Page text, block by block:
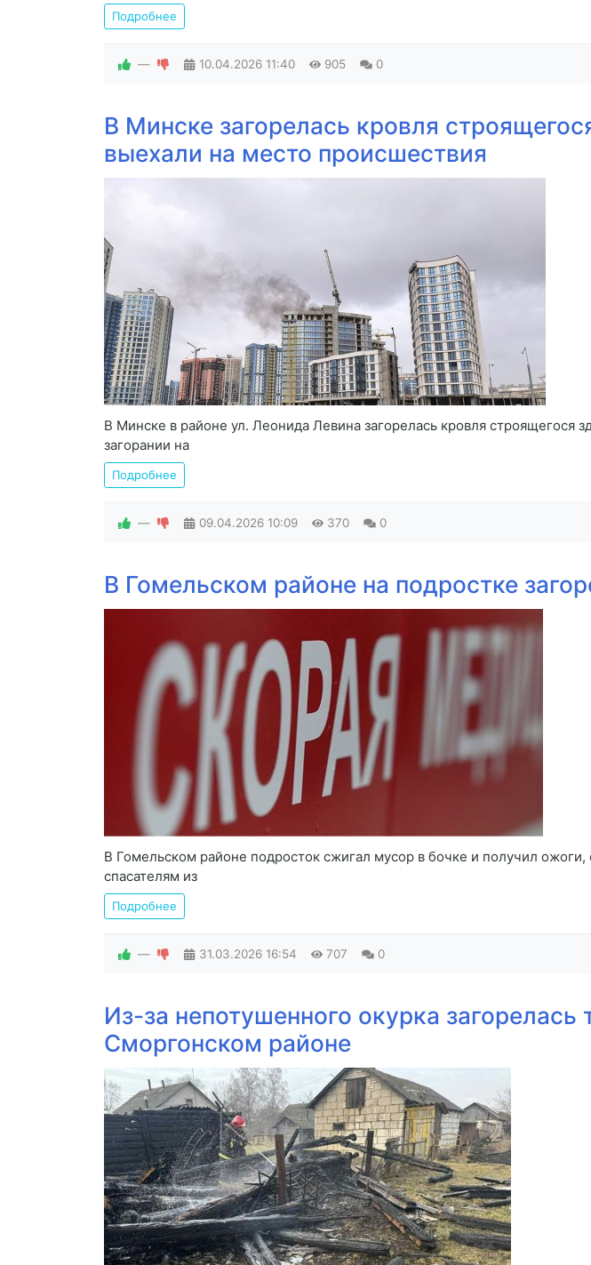
Подробнее
— 10.04.2026 11:40 905 0
В Минске загорелась кровля
выехали на место происшествия
В Минске в районе ул. Леонида Левина загорелась кровля
загорании на
Подробнее
— 09.04.2026 10:09 370 0
В Гомельском районе на подростке
В Гомельском районе подросток сжигал мусор в бочке и получил
спасателям из
Подробнее
— 31.03.2026 16:54 707 0
Из-за непотушенного окурка
Сморгонском районе